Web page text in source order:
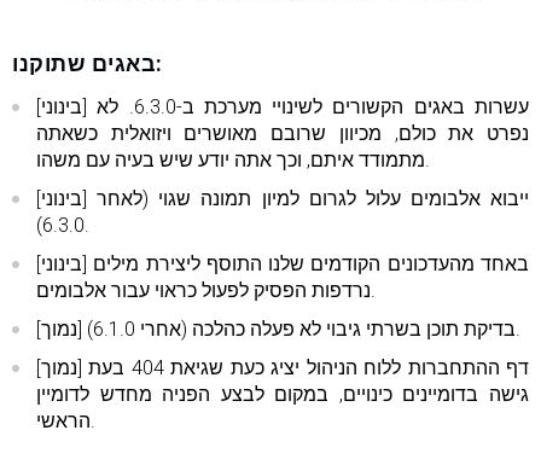
באגים שתוקנו:
[בינוני] עשרות באגים הקשורים לשינויי מערכת ב-6.3.0. לא
נפרט את כולם, מכיוון שרובם מאושרים ויזואלית כשאתה
מתמודד איתם, וכך אתה יודע שיש בעיה עם משהו.
[בינוני] ייבוא ​​אלבומים עלול לגרום למיון תמונה שגוי (לאחר
6.3.0).
[בינוני] באחד מהעדכונים הקודמים שלנו התוסף ליצירת מילים
נרדפות הפסיק לפעול כראוי עבור אלבומים.
[נמוך] בדיקת תוכן בשרתי גיבוי לא פעלה כהלכה (אחרי 6.1.0).
[נמוך] דף ההתחברות ללוח הניהול יציג כעת שגיאת 404 בעת
גישה בדומיינים כינויים, במקום לבצע הפניה מחדש לדומיין
הראשי.